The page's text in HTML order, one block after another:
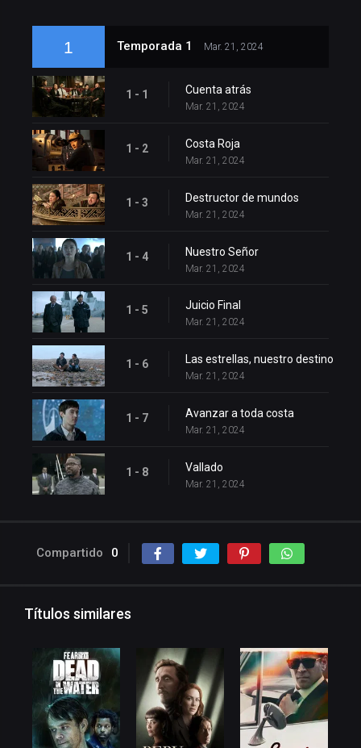
1 Temporada 1 Mar. 21, 2024
1 - 1 Cuenta atrás
Mar. 21, 2024
1 - 2 Costa Roja
Mar. 21, 2024
1 - 3 Destructor de mundos
Mar. 21, 2024
1 - 4 Nuestro Señor
Mar. 21, 2024
1 - 5 Juicio Final
Mar. 21, 2024
1 - 6 Las estrellas, nuestro destino
Mar. 21, 2024
1 - 7 Avanzar a toda costa
Mar. 21, 2024
1 - 8 Vallado
Mar. 21, 2024
Compartido 0
Títulos similares